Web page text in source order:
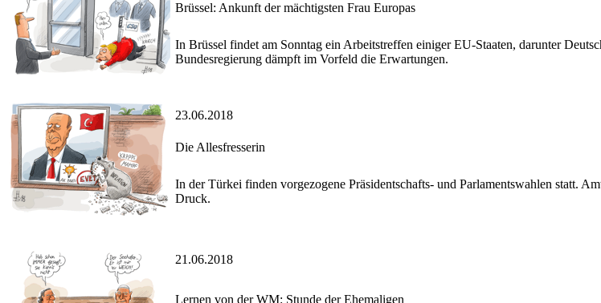
Brüssel: Ankunft der mächtigsten Frau Europas
In Brüssel findet am Sonntag ein Arbeitstreffen einiger EU-Staaten, darunter
Bundesregierung dämpft im Vorfeld die Erwartungen.
23.06.2018
Die Allesfresserin
In der Türkei finden vorgezogene Präsidentschafts- und Parlamentswahlen statt.
Druck.
21.06.2018
Lernen von der WM: Stunde der Ehemaligen